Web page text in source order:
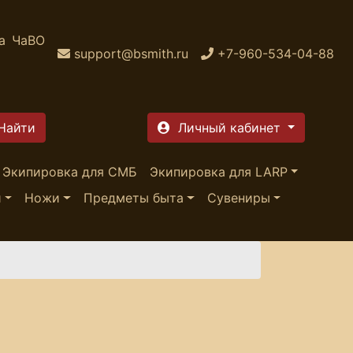
ЧаВО
support@bsmith.ru
+7-960-534-04-88
Личный кабинет
Экипировка для СМБ
Экипировка для LARP
Ножи Предметы быта Сувениры